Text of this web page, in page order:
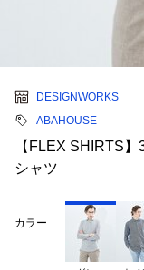
DESIGNWORKS
ABAHOUSE
【FLEX SHIRTS
シャツ
カラー